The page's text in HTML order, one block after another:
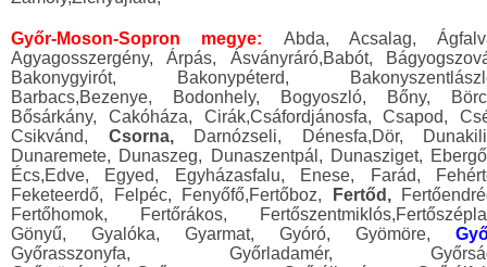
Győr-Moson-Sopron megye: Abda, Acsalag,
Agyagosszergény, Árpás, Ásványráró,Babót,
Bakonygyirót, Bakonypéterd,
Barbacs,Bezenye, Bodonhely, Bogyoszló, Bőny,
Bősárkány, Cakóháza, Cirák,Csáfordjánosfa, Csapod,
Csikvánd, Csorna,
Darnózseli, Dénesfa,Dör,
Dunaremete, Dunaszeg, Dunaszentpál, Dunasziget,
Écs,Edve, Egyed, Egyházasfalu, Enese, Farád,
Feketeerdő, Felpéc, Fenyőfő,Fertőboz,
Fertőd,
Fertőhomok, Fertőrákos,
Gönyű, Gyalóka, Gyarmat, Gyóró, Gyömöre,
Győrasszonyfa, Győrladamér,